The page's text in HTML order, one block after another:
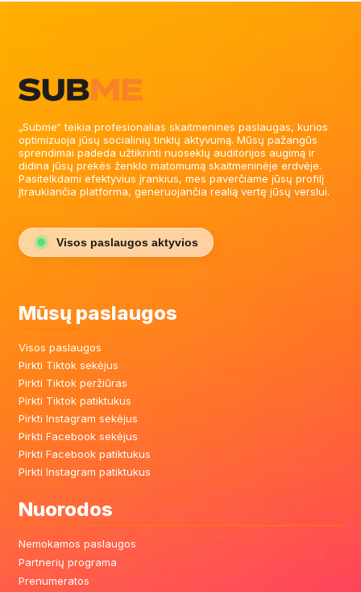
„Subme“ teikia profesionalias skaitmenines paslaugas, kurios
optimizuoja jūsų socialinių tinklų aktyvumą. Mūsų pažangūs
sprendimai padeda užtikrinti nuoseklų auditorijos augimą ir
didina jūsų prekės ženklo matomumą skaitmeninėje erdvėje.
Pasitelkdami efektyvius įrankius, mes paverčiame jūsų profilį
įtraukiančia platforma, generuojančia realią vertę jūsų verslui.
Visos paslaugos aktyvios
Mūsų paslaugos
Visos paslaugos
Pirkti Tiktok sekėjus
Pirkti Tiktok peržiūras
Pirkti Tiktok patiktukus
Pirkti Instagram sekėjus
Pirkti Facebook sekėjus
Pirkti Facebook patiktukus
Pirkti Instagram patiktukus
Nuorodos
Nemokamos paslaugos
Partnerių programa
Prenumeratos